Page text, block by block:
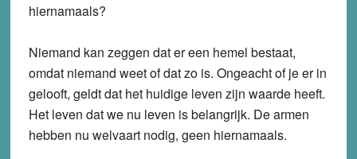
hiernamaals?
Niemand kan zeggen dat er een hemel bestaat,
omdat niemand weet of dat zo is. Ongeacht of je er in
gelooft, geldt dat het huidige leven zijn waarde heeft.
Het leven dat we nu leven is belangrijk. De armen
hebben nu welvaart nodig, geen hiernamaals.